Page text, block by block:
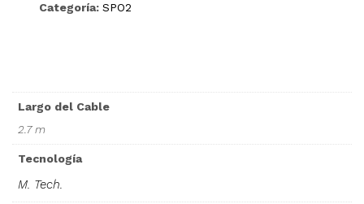
Categoría: SPO2
Largo del Cable
2.7 m
Tecnología
M. Tech.